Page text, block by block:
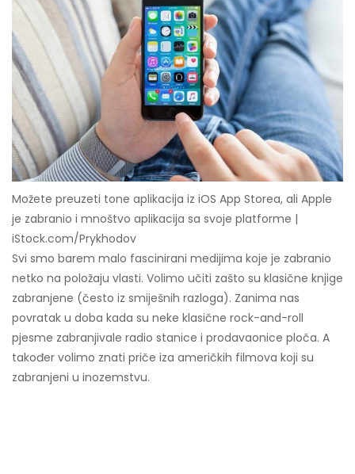
Možete preuzeti tone aplikacija iz iOS App Storea, ali Apple
je zabranio i mnoštvo aplikacija sa svoje platforme |
iStock.com/Prykhodov
Svi smo barem malo fascinirani medijima koje je zabranio
netko na položaju vlasti. Volimo učiti zašto su klasične knjige
zabranjene (često iz smiješnih razloga). Zanima nas
povratak u doba kada su neke klasične rock-and-roll
pjesme zabranjivale radio stanice i prodavaonice ploča. A
također volimo znati priče iza američkih filmova koji su
zabranjeni u inozemstvu.